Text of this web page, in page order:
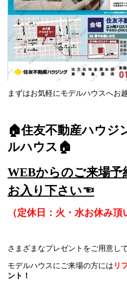
まずはお気軽にモデルハウスへお
🏠住友不動産ハウジ
ルハウス🏠
WEBからのご来場予
お入り下さい☜
（定休日：火・水お休み頂
さまざまなプレゼントをご用意し
モデルハウスにご来場の方には リ
ント！